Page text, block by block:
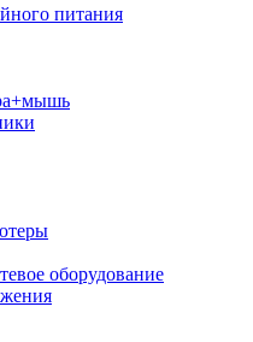
питания
оборудование